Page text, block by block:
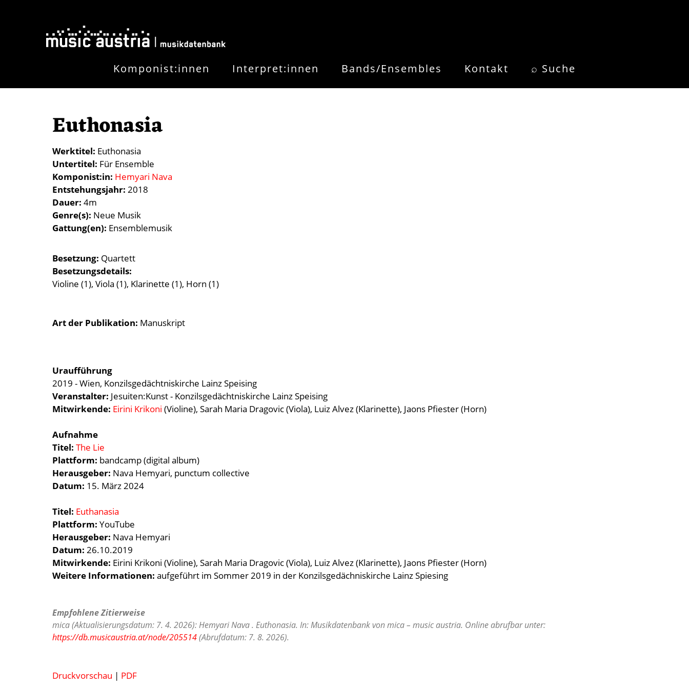
Komponist:innen Interpret:innen Bands/Ensembles Kontakt ⌕ Suche
Euthonasia
Werktitel Euthonasia
Untertitel Für Ensemble
Komponist:in Hemyari Nava
Entstehungsjahr 2018
Dauer 4m
Genre(s) Neue Musik
Gattung(en) Ensemblemusik
Besetzung Quartett
Besetzungsdetails
Violine (1), Viola (1), Klarinette (1), Horn (1)
Art der Publikation Manuskript
Uraufführung
2019 - Wien, Konzilsgedächtniskirche Lainz Speising
Veranstalter: Jesuiten:Kunst - Konzilsgedächtniskirche Lainz Speising
Mitwirkende: Eirini Krikoni (Violine), Sarah Maria Dragovic (Viola), Luiz Alvez (Klarinette), Jaons Pfiester (Horn)
Aufnahme
Titel: The Lie
Plattform: bandcamp (digital album)
Herausgeber: Nava Hemyari, punctum collective
Datum: 15. März 2024
Titel: Euthanasia
Plattform: YouTube
Herausgeber: Nava Hemyari
Datum: 26.10.2019
Mitwirkende: Eirini Krikoni (Violine), Sarah Maria Dragovic (Viola), Luiz Alvez (Klarinette), Jaons Pfiester (Horn)
Weitere Informationen: aufgeführt im Sommer 2019 in der Konzilsgedächniskirche Lainz Spiesing
Empfohlene Zitierweise
mica (Aktualisierungsdatum: 7. 4. 2026): Hemyari Nava . Euthonasia. In: Musikdatenbank von mica – music austria. Online abrufbar unter:
https://db.musicaustria.at/node/205514(Abrufdatum: 7. 8. 2026).
Druckvorschau | PDF